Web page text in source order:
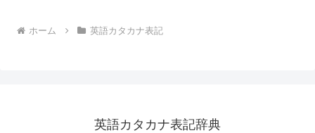
ホーム 英語カタカナ表記
英語カタカナ表記辞典